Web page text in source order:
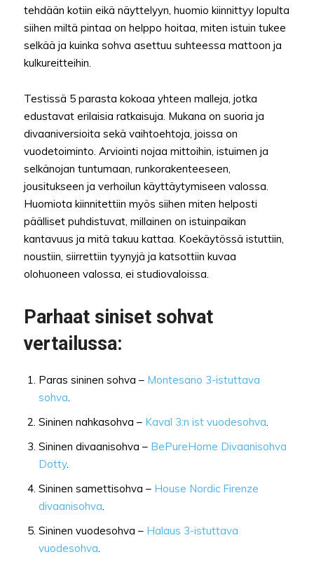
tehdään kotiin eikä näyttelyyn, huomio kiinnittyy lopulta
siihen miltä pintaa on helppo hoitaa, miten istuin tukee
selkää ja kuinka sohva asettuu suhteessa mattoon ja
kulkureitteihin.
Testissä 5 parasta kokoaa yhteen malleja, jotka
edustavat erilaisia ratkaisuja. Mukana on suoria ja
divaaniversioita sekä vaihtoehtoja, joissa on
vuodetoiminto. Arviointi nojaa mittoihin, istuimen ja
selkänojan tuntumaan, runkorakenteeseen,
jousitukseen ja verhoilun käyttäytymiseen valossa.
Huomiota kiinnitettiin myös siihen miten helposti
päälliset puhdistuvat, millainen on istuinpaikan
kantavuus ja mitä takuu kattaa. Koekäytössä istuttiin,
noustiin, siirrettiin tyynyjä ja katsottiin kuvaa
olohuoneen valossa, ei studiovaloissa.
Parhaat siniset sohvat
vertailussa:
Paras sininen sohva – Montesano 3-istuttava
sohva
Sininen nahkasohva – Kaval 3:n ist vuodesohva
Sininen divaanisohva – BePureHome Divaanisohva
Dotty.
Sininen samettisohva – House Nordic Firenze
divaanisohva
Sininen vuodesohva – Halaus 3-istuttava
vuodesohva